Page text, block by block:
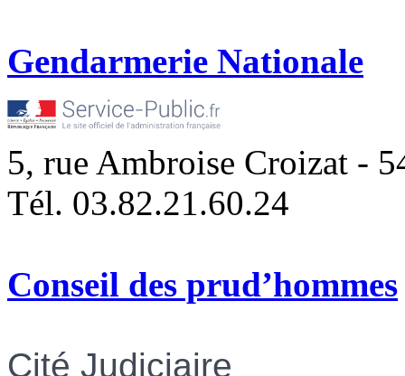
Gendarmerie Nationale
5, rue Ambroise Croizat -
Tél. 03.82.21.60.24
Conseil des prud’hommes
Cité Judiciaire